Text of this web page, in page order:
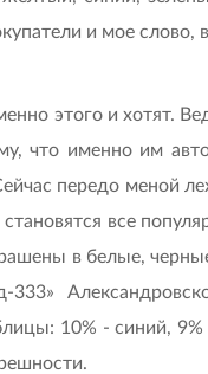
и мое слово,
этого и хотят.
что именно им
передо меной
все
в белые,
10% - синий,